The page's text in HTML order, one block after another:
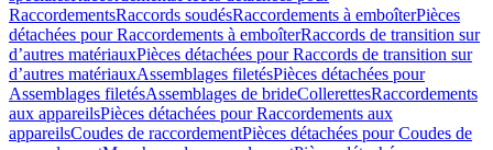
RaccordementsRaccords soudésRaccordements à emboîterPièces
détachées pour Raccordements à emboîterRaccords de transition sur
d’autres matériauxPièces détachées pour Raccords de transition sur
d’autres matériauxAssemblages filetésPièces détachées pour
Assemblages filetésAssemblages de brideCollerettesRaccordements
aux appareilsPièces détachées pour Raccordements aux
appareilsCoudes de raccordementPièces détachées pour Coudes de